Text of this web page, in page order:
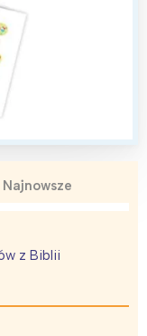
Najnowsze
z Biblii